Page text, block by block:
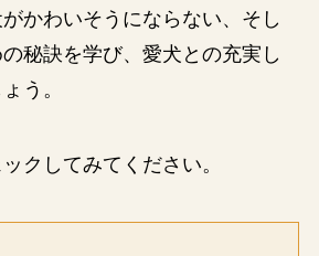
かわいそうにならない、そし
秘訣を学び、愛犬との充実し
う。
クしてみてください。